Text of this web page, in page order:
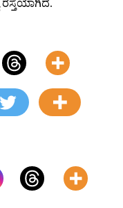
ರಸ್ತೆಯಾಗಿದೆ.